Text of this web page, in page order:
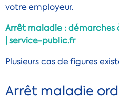
votre employeur.
Arrêt maladie : démarches
| service-public.fr
Plusieurs cas de figures
Arrêt maladie